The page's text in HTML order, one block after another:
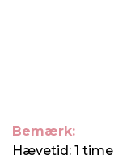
Bemærk:
Hævetid: 1 time